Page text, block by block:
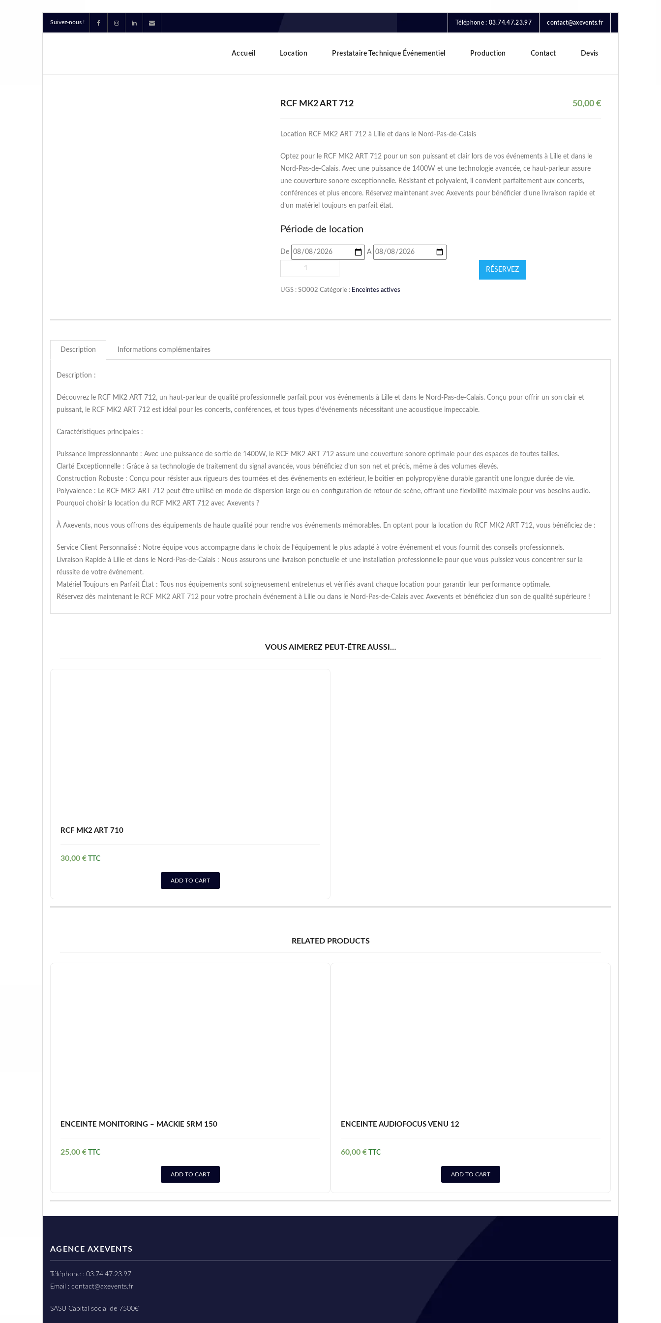
Suivez-nous ! Téléphone : 03.74.47.23.97 contact@axevents.fr
Accueil Location Prestataire Technique Événementiel Production Contact Devis
RCF MK2 ART 712 50,00 €
Location RCF MK2 ART 712 à Lille et dans le Nord-Pas-de-Calais
Optez pour le RCF MK2 ART 712 pour un son puissant et clair lors de vos événements à Lille et dans le
Nord-Pas-de-Calais. Avec une puissance de 1400W et une technologie avancée, ce haut-parleur assure
une couverture sonore exceptionnelle. Résistant et polyvalent, il convient parfaitement aux concerts,
conférences et plus encore. Réservez maintenant avec Axevents pour bénéficier d’une livraison rapide et
d’un matériel toujours en parfait état.
Période de location
De A
RÉSERVEZ
UGS : SO002 Catégorie : Enceintes actives
Description Informations complémentaires
Description :
Découvrez le RCF MK2 ART 712, un haut-parleur de qualité professionnelle parfait pour vos événements à Lille et dans le Nord-Pas-de-Calais. Conçu pour offrir un son clair et
puissant, le RCF MK2 ART 712 est idéal pour les concerts, conférences, et tous types d’événements nécessitant une acoustique impeccable.
Caractéristiques principales :
Puissance Impressionnante : Avec une puissance de sortie de 1400W, le RCF MK2 ART 712 assure une couverture sonore optimale pour des espaces de toutes tailles.
Clarté Exceptionnelle : Grâce à sa technologie de traitement du signal avancée, vous bénéficiez d’un son net et précis, même à des volumes élevés.
Construction Robuste : Conçu pour résister aux rigueurs des tournées et des événements en extérieur, le boîtier en polypropylène durable garantit une longue durée de vie.
Polyvalence : Le RCF MK2 ART 712 peut être utilisé en mode de dispersion large ou en configuration de retour de scène, offrant une flexibilité maximale pour vos besoins audio.
Pourquoi choisir la location du RCF MK2 ART 712 avec Axevents ?
À Axevents, nous vous offrons des équipements de haute qualité pour rendre vos événements mémorables. En optant pour la location du RCF MK2 ART 712, vous bénéficiez de :
Service Client Personnalisé : Notre équipe vous accompagne dans le choix de l’équipement le plus adapté à votre événement et vous fournit des conseils professionnels.
Livraison Rapide à Lille et dans le Nord-Pas-de-Calais : Nous assurons une livraison ponctuelle et une installation professionnelle pour que vous puissiez vous concentrer sur la
réussite de votre événement.
Matériel Toujours en Parfait État : Tous nos équipements sont soigneusement entretenus et vérifiés avant chaque location pour garantir leur performance optimale.
Réservez dès maintenant le RCF MK2 ART 712 pour votre prochain événement à Lille ou dans le Nord-Pas-de-Calais avec Axevents et bénéficiez d’un son de qualité supérieure !
VOUS AIMEREZ PEUT-ÊTRE AUSSI…
RCF MK2 ART 710
30,00 €
ADD TO CART
RELATED PRODUCTS
ENCEINTE MONITORING – MACKIE SRM 150
25,00 €
ADD TO CART
ENCEINTE AUDIOFOCUS VENU 12
60,00 €
ADD TO CART
AGENCE AXEVENTS
Téléphone : 03.74.47.23.97
Email : contact@axevents.fr
SASU Capital social de 7500€